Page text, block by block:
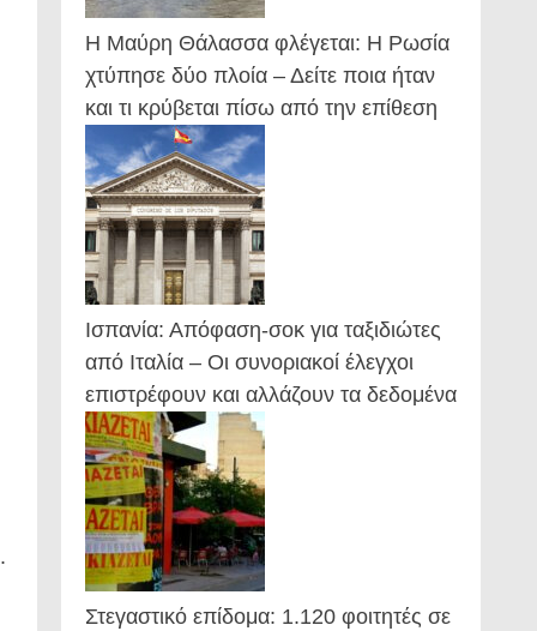
Η Μαύρη Θάλασσα φλέγεται: Η Ρωσία
χτύπησε δύο πλοία – Δείτε ποια ήταν
και τι κρύβεται πίσω από την επίθεση
Ισπανία: Απόφαση-σοκ για ταξιδιώτες
από Ιταλία – Οι συνοριακοί έλεγχοι
επιστρέφουν και αλλάζουν τα δεδομένα
Στεγαστικό επίδομα: 1.120 φοιτητές σε